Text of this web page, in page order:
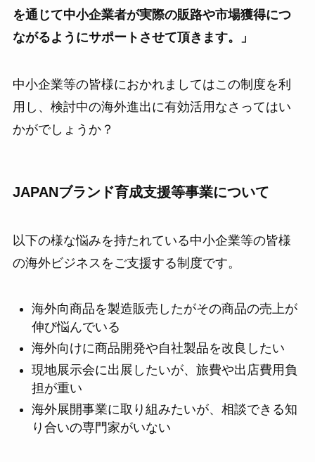
を通じて中小企業者が実際の販路や市場獲得につ
ながるようにサポートさせて頂きます。」
中小企業等の皆様におかれましてはこの制度を利
用し、検討中の海外進出に有効活用なさってはい
かがでしょうか？
JAPANブランド育成支援等事業について
以下の様な悩みを持たれている中小企業等の皆様
の海外ビジネスをご支援する制度です。
海外向商品を製造販売したがその商品の売上が
伸び悩んでいる
海外向けに商品開発や自社製品を改良したい
現地展示会に出展したいが、旅費や出店費用負
担が重い
海外展開事業に取り組みたいが、相談できる知
り合いの専門家がいない